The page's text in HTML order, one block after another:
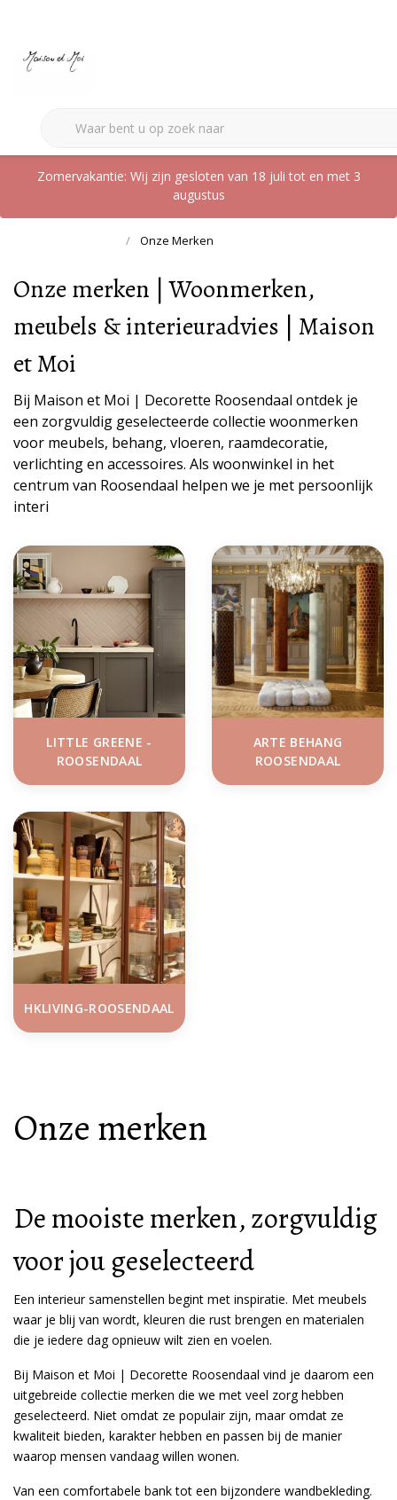
Zomervakantie: Wij zijn gesloten van 18 juli tot en met 3
augustus
Onze Merken
Onze merken | Woonmerken,
meubels & interieuradvies | Maison
et Moi
Bij Maison et Moi | Decorette Roosendaal ontdek je
een zorgvuldig geselecteerde collectie woonmerken
voor meubels, behang, vloeren, raamdecoratie,
verlichting en accessoires. Als woonwinkel in het
centrum van Roosendaal helpen we je met persoonlijk
interi
LITTLE GREENE -
ROOSENDAAL
ARTE BEHANG
ROOSENDAAL
HKLIVING-ROOSENDAAL
Onze merken
De mooiste merken, zorgvuldig
voor jou geselecteerd
Een interieur samenstellen begint met inspiratie. Met meubels
waar je blij van wordt, kleuren die rust brengen en materialen
die je iedere dag opnieuw wilt zien en voelen.
Bij Maison et Moi | Decorette Roosendaal vind je daarom een
uitgebreide collectie merken die we met veel zorg hebben
geselecteerd. Niet omdat ze populair zijn, maar omdat ze
kwaliteit bieden, karakter hebben en passen bij de manier
waarop mensen vandaag willen wonen.
Van een comfortabele bank tot een bijzondere wandbekleding.